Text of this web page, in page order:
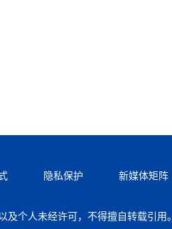
隐私保护 新媒体矩阵
个人未经许可，不得擅自转载引用。